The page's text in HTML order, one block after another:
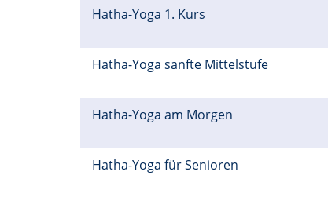
Hatha-Yoga 1. Kurs
Hatha-Yoga sanfte Mittelstufe
Hatha-Yoga am Morgen
Hatha-Yoga für Senioren